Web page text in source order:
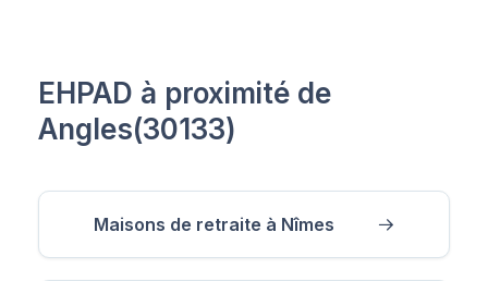
EHPAD à proximité de
Angles(30133)
Maisons de retraite à Nîmes